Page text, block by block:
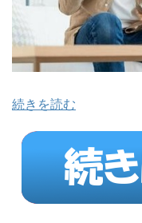
続きを読む